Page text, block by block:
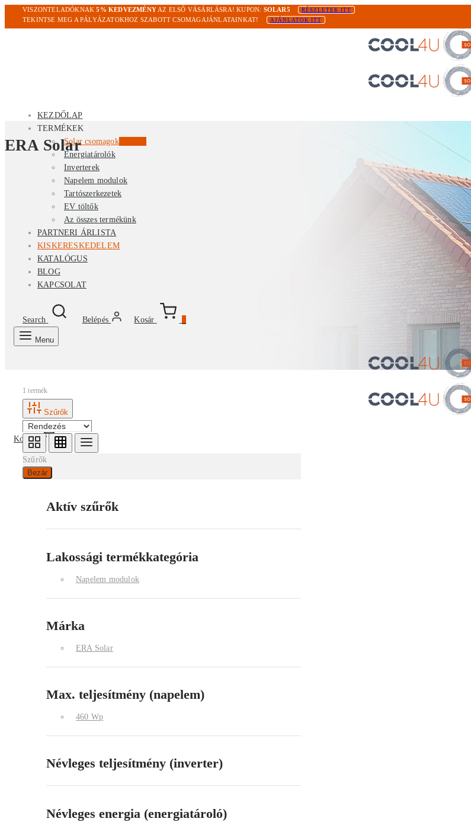
VISZONTELADÓKNAK5% KEDVEZMÉNY AZ ELSŐ VÁSÁRLÁSRA! KUPON: SOLAR5 RÉSZLETEK ITT
TEKINTSE MEG A PÁLYÁZATOKHOZ SZABOTT CSOMAGAJÁNLATAINKAT! AJÁNLATOK ITT
KEZDŐLAP
TERMÉKEK
Solar csomagokKiemelt
Energiatárolók
Inverterek
Napelem modulok
Tartószerkezetek
EV töltők
Az összes termékünk
PARTNERI ÁRLISTA
KISKERESKEDELEM
KATALÓGUS
BLOG
KAPCSOLAT
Search Belépés Kosár
Menu
Kosár 0
ERA Solar
1 termék
Szűrők
Szűrők
Bezár
Aktív szűrők
Lakossági termékkategória
Napelem modulok
Márka
ERA Solar
Max. teljesítmény (napelem)
460 Wp
Névleges teljesítmény (inverter)
Névleges energia (energiatároló)